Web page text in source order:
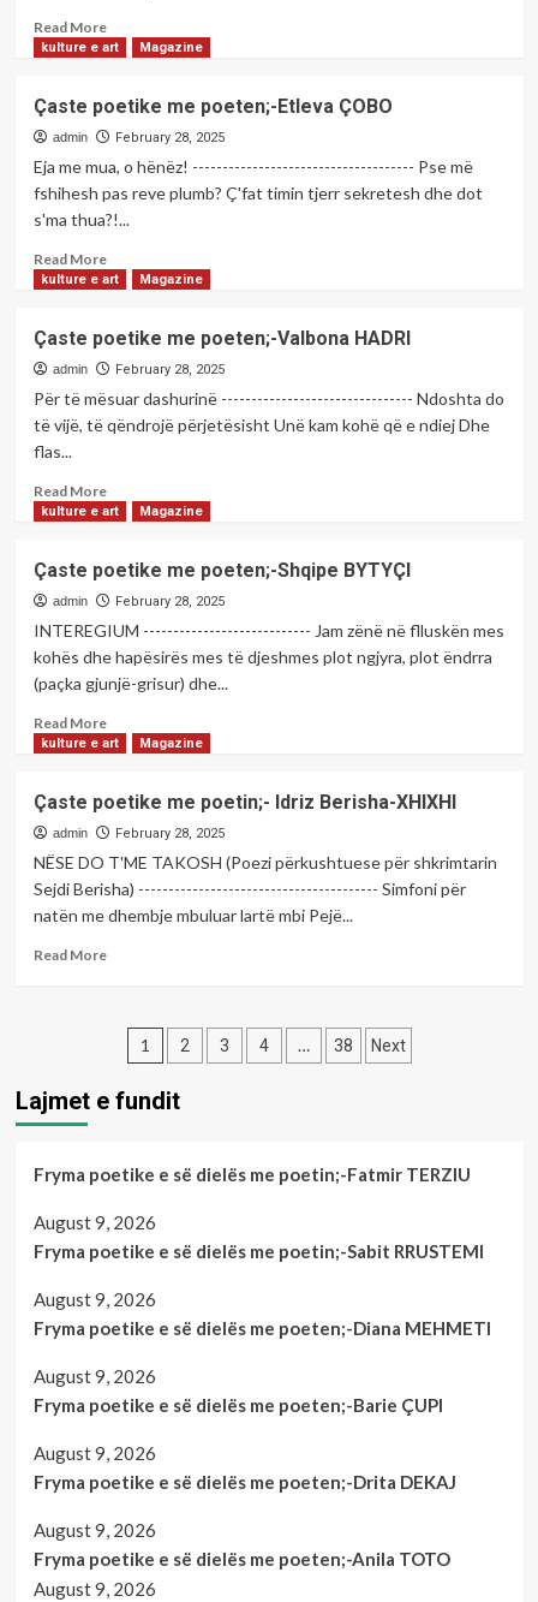
Totaj,
së
me
ekipin
tij,
vizituan
sot
e
Bashkësisë
të
Read MoreRead
more
Tërnava
uron
besimtarët
e
Është
madhështor,
agjërimi
dobi
kulture e art Magazine
Çaste poetike me poeten;-Etleva ÇOBO
admin February 28, 2025
Eja me mua, o hënëz! ------------------------------------- Pse më
fshihesh pas reve plumb? Ç'fat timin tjerr sekretesh dhe dot
s'ma thua?!...
Read MoreRead
more
poetike
me
poeten;-
Etleva
ÇOBO
kulture e art Magazine
Çaste poetike me poeten;-Valbona HADRI
admin February 28, 2025
Për të mësuar dashurinë -------------------------------- Ndoshta do
të vijë, të qëndrojë përjetësisht Unë kam kohë që e ndiej Dhe
flas...
Read MoreRead
more
poetike
me
poeten;-
Valbona
HADRI
kulture e art Magazine
Çaste poetike me poeten;-Shqipe BYTYÇI
admin February 28, 2025
INTEREGIUM ---------------------------- Jam zënë në flluskën mes
kohës dhe hapësirës mes të djeshmes plot ngjyra, plot ëndrra
(paçka gjunjë-grisur) dhe...
Read MoreRead
more
poetike
me
poeten;-
Shqipe
BYTYÇI
kulture e art Magazine
Çaste poetike me poetin;- Idriz Berisha-XHIXHI
admin February 28, 2025
NËSE DO T'ME TAKOSH (Poezi përkushtuese për shkrimtarin
Sejdi Berisha) ---------------------------------------- Simfoni për
natën me dhembje mbuluar lartë mbi Pejë...
Read MoreRead
poetike
poetin;-
Idriz
Posts
pagination
1 2 3 4 … 38 Next
Lajmet e fundit
Fryma poetike e së dielës me poetin;-Fatmir TERZIU
August 9, 2026
Fryma poetike e së dielës me poetin;-Sabit RRUSTEMI
August 9, 2026
Fryma poetike e së dielës me poeten;-Diana MEHMETI
August 9, 2026
Fryma poetike e së dielës me poeten;-Barie ÇUPI
August 9, 2026
Fryma poetike e së dielës me poeten;-Drita DEKAJ
August 9, 2026
Fryma poetike e së dielës me poeten;-Anila TOTO
August 9, 2026